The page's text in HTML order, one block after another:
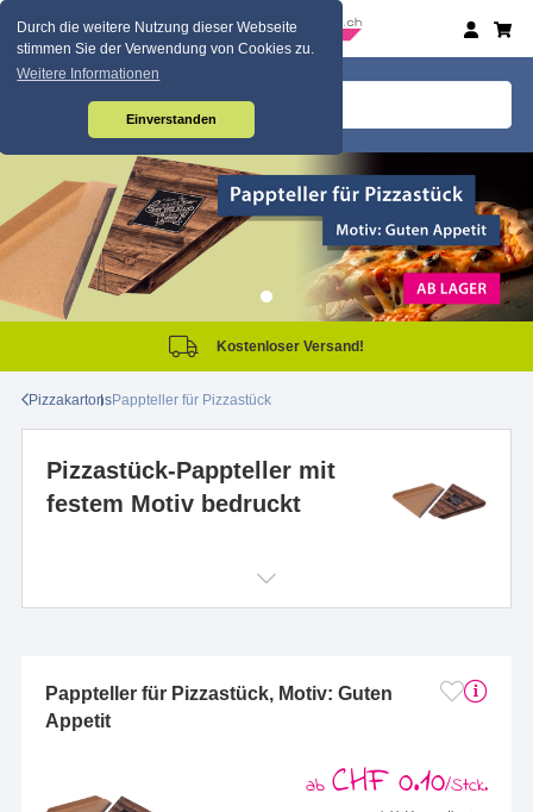
Durch die weitere Nutzung dieser Webseite
stimmen Sie der Verwendung von Cookies zu.
Weitere Informationen
Einverstanden
Kostenloser Versand!
PizzakartonsPappteller für Pizzastück
Pizzastück-Pappteller mit
festem Motiv bedruckt
Pappteller für Pizzastück, Motiv: Guten
Appetit
ab CHF 0.10/Stck.